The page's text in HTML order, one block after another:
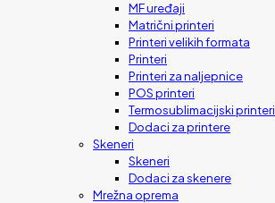
MF uređaji
Matrični printeri
Printeri velikih formata
Printeri
Printeri za naljepnice
POS printeri
Termosublimacijski printeri
Dodaci za printere
Skeneri
Skeneri
Dodaci za skenere
Mrežna oprema